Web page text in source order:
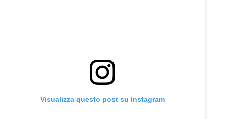
Visualizza questo post su Instagram